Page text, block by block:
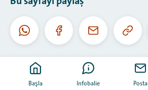
Başla Infobalie Posta
WhatsappFacebookE-
Bu
URL'yi